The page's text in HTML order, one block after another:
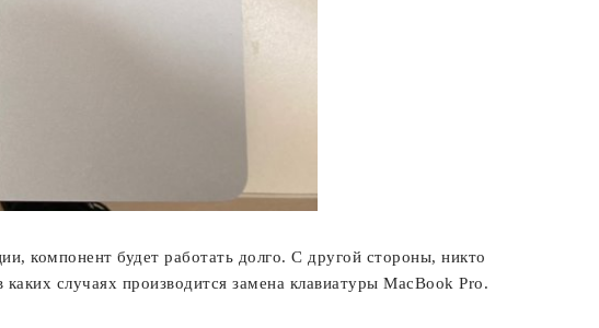
компонент будет работать долго. С другой стороны, никто
каких случаях производится замена клавиатуры MacBook Pro.